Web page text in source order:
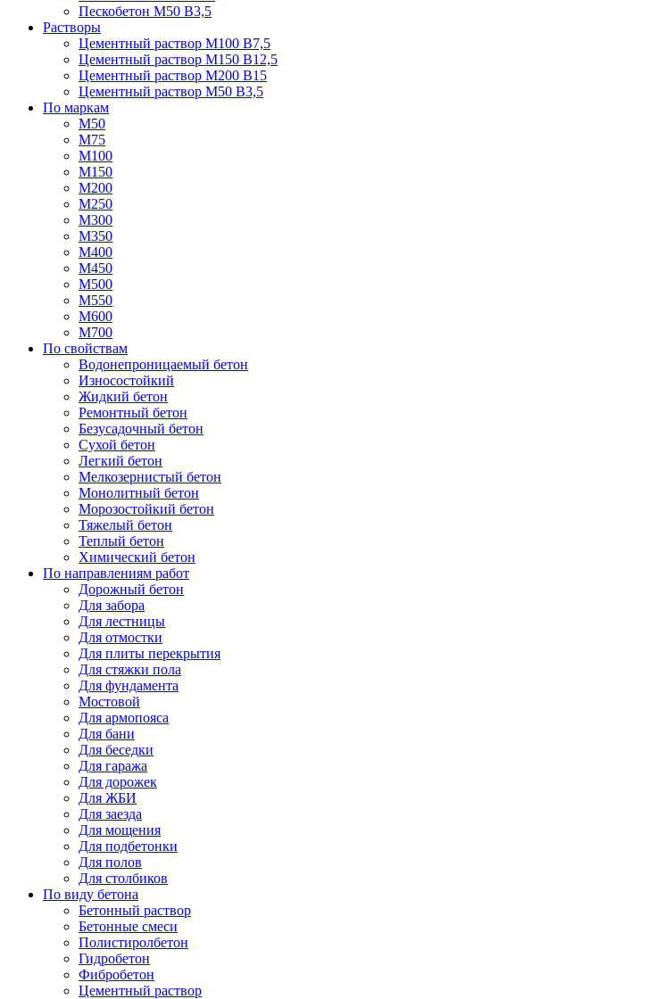
Пескобетон М50 В3,5
Растворы
Цементный раствор М100 В7,5
Цементный раствор М150 В12,5
Цементный раствор М200 В15
Цементный раствор М50 В3,5
По маркам
М50
М75
М100
М150
М200
М250
М300
М350
М400
М450
М500
М550
М600
М700
По свойствам
Водонепроницаемый бетон
Износостойкий
Жидкий бетон
Ремонтный бетон
Безусадочный бетон
Сухой бетон
Легкий бетон
Мелкозернистый бетон
Монолитный бетон
Морозостойкий бетон
Тяжелый бетон
Теплый бетон
Химический бетон
По направлениям работ
Дорожный бетон
Для забора
Для лестницы
Для отмостки
Для плиты перекрытия
Для стяжки пола
Для фундамента
Мостовой
Для армопояса
Для бани
Для беседки
Для гаража
Для дорожек
Для ЖБИ
Для заезда
Для мощения
Для подбетонки
Для полов
Для столбиков
По виду бетона
Бетонный раствор
Бетонные смеси
Полистиролбетон
Гидробетон
Фибробетон
Цементный раствор